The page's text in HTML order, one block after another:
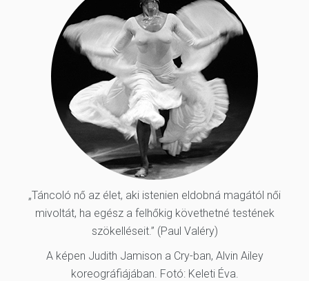
„Táncoló nő az élet, aki istenien eldobná magától női
mivoltát, ha egész a felhőkig követhetné testének
szökelléseit.” (Paul Valéry)
A képen Judith Jamison a Cry-ban, Alvin Ailey
koreográfiájában. Fotó: Keleti Éva.